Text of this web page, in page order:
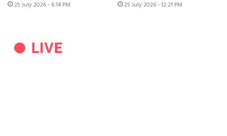
25 July 2026 - 6:14 PM 25 July 2026 - 12:21 PM